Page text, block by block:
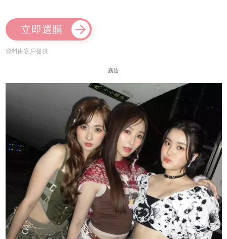
立即選購
資料由客戶提供
廣告